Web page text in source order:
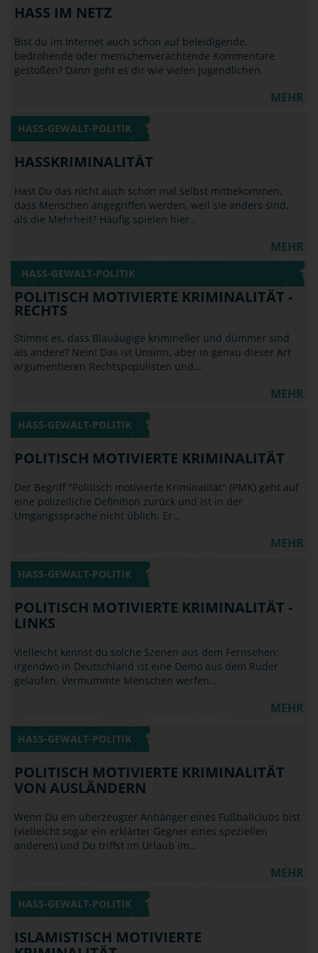
HASS IM NETZ
Bist du im Internet auch schon auf beleidigende,
bedrohende oder menschenverachtende Kommentare
gestoßen? Dann geht es dir wie vielen Jugendlichen.
MEHR
HASS-GEWALT-POLITIK
HASSKRIMINALITÄT
Hast Du das nicht auch schon mal selbst mitbekommen,
dass Menschen angegriffen werden, weil sie anders sind,
als die Mehrheit? Häufig spielen hier…
MEHR
HASS-GEWALT-POLITIK
POLITISCH MOTIVIERTE KRIMINALITÄT -
RECHTS
Stimmt es, dass Blauäugige krimineller und dümmer sind
als andere? Nein! Das ist Unsinn, aber in genau dieser Art
argumentieren Rechtspopulisten und…
MEHR
HASS-GEWALT-POLITIK
POLITISCH MOTIVIERTE KRIMINALITÄT
Der Begriff "Politisch motivierte Kriminalität" (PMK) geht auf
eine polizeiliche Definition zurück und ist in der
Umgangssprache nicht üblich. Er…
MEHR
HASS-GEWALT-POLITIK
POLITISCH MOTIVIERTE KRIMINALITÄT -
LINKS
Vielleicht kennst du solche Szenen aus dem Fernsehen:
irgendwo in Deutschland ist eine Demo aus dem Ruder
gelaufen. Vermummte Menschen werfen…
MEHR
HASS-GEWALT-POLITIK
POLITISCH MOTIVIERTE KRIMINALITÄT
VON AUSLÄNDERN
Wenn Du ein überzeugter Anhänger eines Fußballclubs bist
(vielleicht sogar ein erklärter Gegner eines speziellen
anderen) und Du triffst im Urlaub im…
MEHR
HASS-GEWALT-POLITIK
ISLAMISTISCH MOTIVIERTE